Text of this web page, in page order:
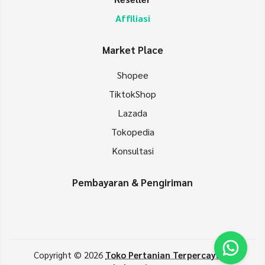
Affiliasi
Market Place
Shopee
TiktokShop
Lazada
Tokopedia
Konsultasi
Pembayaran & Pengiriman
Copyright © 2026 Toko Pertanian Terpercaya di